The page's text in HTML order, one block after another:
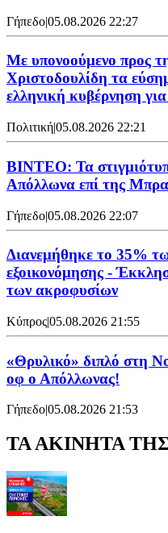
Γήπεδο|05.08.2026 22:27
Με υπονοούμενο προς
Χριστοδουλίδη τα
ελληνική κυβέρνηση
Πολιτική|05.08.2026 22:21
ΒΙΝΤΕΟ: Τα
Απόλλωνα επί της
Γήπεδο|05.08.2026 22:07
Διανεμήθηκε το 35%
εξοικονόμησης -
των ακροφυσίων
Κύπρος|05.08.2026 21:55
«Θρυλικό» διπλό στη
οφ ο Απόλλωνας!
Γήπεδο|05.08.2026 21:53
ΤΑ ΑΚΙΝΗΤΑ